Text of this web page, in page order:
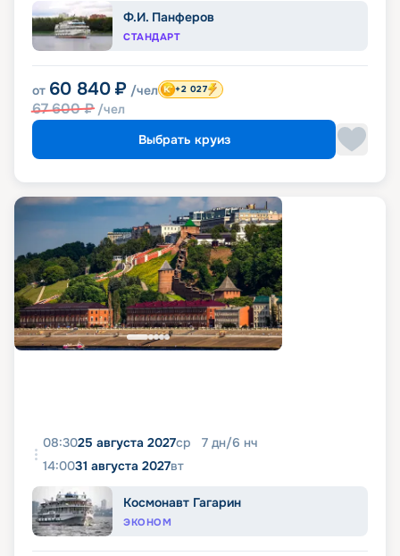
Ф.И. Панферов
СТАНДАРТ
от 60 840 ₽ /чел
67 600₽ /чел
+2 027
Выбрать круиз
08:3025 августа 2027ср 7 дн/6 нч
14:0031 августа 2027вт
Космонавт Гагарин
ЭКОНОМ